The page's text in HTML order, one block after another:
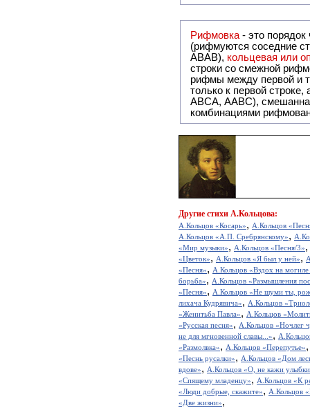
Рифмовка - это
(рифмуются соседние
ABAB), кольцевая или
строки со смежной
рифмы между первой и
только к первой
ABCA, AABC), смешанная или вольная рифмовка (рифмовка в сложных строфах с различными
комбинациями
Другие стихи А.Кольцова:
А.Кольцов «Косарь», А.Кольцов
А.Кольцов «А.П. Сребрянскому»,
«Мир музыки», А.Кольцов «Песня/3»,
«Цветок», А.Кольцов «Я был у ней»,
«Песня», А.Кольцов «Вздох на могиле
борьба», А.Кольцов «Размышления
«Песня», А.Кольцов «Не шуми ты,
лихача Кудрявича», А.Кольцов
«Женитьба Павла», А.Кольцов
«Русская песня», А.Кольцов «Ночлег
не для мгновенной славы...»,
«Размолвка», А.Кольцов «Перепутье»
«Песнь русалки», А.Кольцов «Дом
вдове», А.Кольцов «О, не кажи
«Спящему младенцу», А.Кольцов «К
«Люди добрые, скажите», А.Кольцов
«Две жизни»,